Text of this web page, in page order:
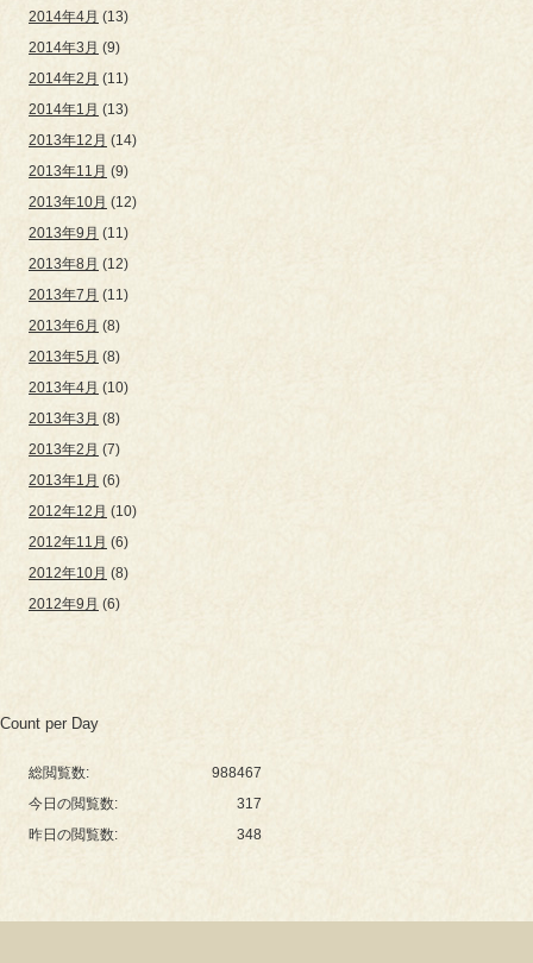
2014年4月 (13)
2014年3月 (9)
2014年2月 (11)
2014年1月 (13)
2013年12月 (14)
2013年11月 (9)
2013年10月 (12)
2013年9月 (11)
2013年8月 (12)
2013年7月 (11)
2013年6月 (8)
2013年5月 (8)
2013年4月 (10)
2013年3月 (8)
2013年2月 (7)
2013年1月 (6)
2012年12月 (10)
2012年11月 (6)
2012年10月 (8)
2012年9月 (6)
Count per Day
988467
総閲覧数:
317
今日の閲覧数:
348
昨日の閲覧数: